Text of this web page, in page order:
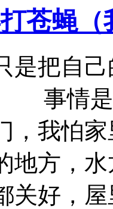
苍蝇（
把自己
事情是
，我怕
地方，
关好，